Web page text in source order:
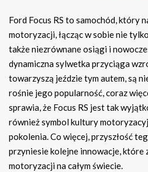
Ford Focus RS to samochód, który
motoryzacji, łącząc w sobie nie
także niezrównane osiągi i
dynamiczna sylwetka przyciąga
towarzyszą jeździe tym autem, są
rośnie jego popularność, coraz
sprawia, że Focus RS jest tak
również symbol kultury
pokolenia. Co więcej, przyszłość
przyniesie kolejne innowacje, które
motoryzacji na całym świecie.